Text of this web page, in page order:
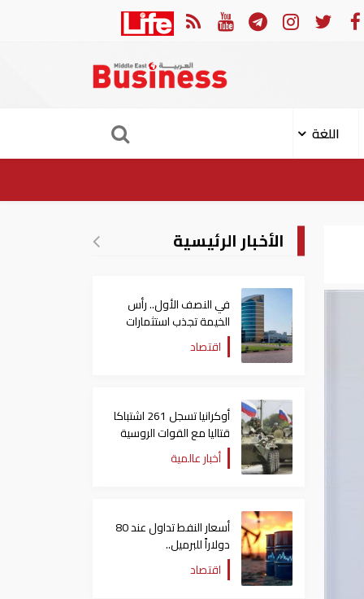
ولي عهد أبوظبي يصدر قراراً
اللغة
الأخبار الرئيسية
في النصف الأول.. رأس
الخيمة تجذب استثمارات
تتجاوز 771 مليون درهماقتصاد
أوكرانيا تسجل 261 اشتباكا
قتاليا مع القوات الروسية
أخبار عالمية
أسعار النفط تداول عند 80
دولاراً للبرميل..
وتراجع الأسهم الأمريكية
اقتصاد